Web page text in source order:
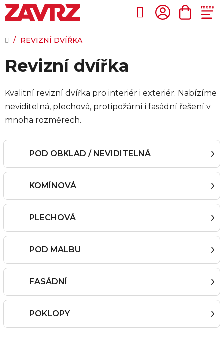
Přejít
na
Hledat
DOMŮ
/ REVIZNÍ DVÍŘKA
Revizní dvířka
Kvalitní revizní dvířka pro interiér i exteriér. Nabízíme
neviditelná, plechová, protipožární i fasádní řešení v
mnoha rozměrech.
POD OBKLAD / NEVIDITELNÁ
KOMÍNOVÁ
PLECHOVÁ
POD MALBU
FASÁDNÍ
POKLOPY